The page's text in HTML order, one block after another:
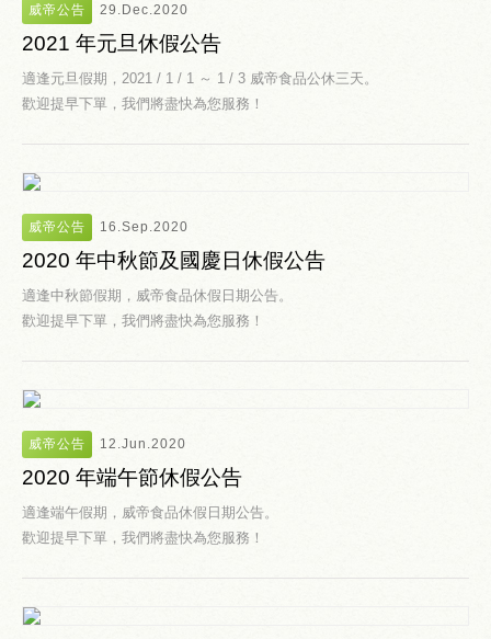
威帝公告 29.Dec.2020
2021 年元旦休假公告
適逢元旦假期，2021 / 1 / 1 ～ 1 / 3 威帝食品公休三天。
歡迎提早下單，我們將盡快為您服務！
威帝公告 16.Sep.2020
2020 年中秋節及國慶日休假公告
適逢中秋節假期，威帝食品休假日期公告。
歡迎提早下單，我們將盡快為您服務！
威帝公告 12.Jun.2020
2020 年端午節休假公告
適逢端午假期，威帝食品休假日期公告。
歡迎提早下單，我們將盡快為您服務！